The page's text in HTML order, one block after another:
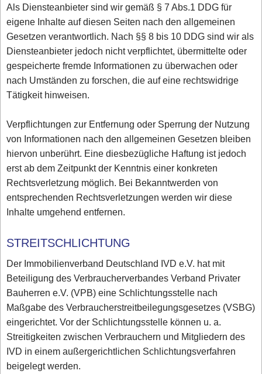
Als Diensteanbieter sind wir gemäß § 7 Abs.1 DDG für
eigene Inhalte auf diesen Seiten nach den allgemeinen
Gesetzen verantwortlich. Nach §§ 8 bis 10 DDG sind wir als
Diensteanbieter jedoch nicht verpflichtet, übermittelte oder
gespeicherte fremde Informationen zu überwachen oder
nach Umständen zu forschen, die auf eine rechtswidrige
Tätigkeit hinweisen.
Verpflichtungen zur Entfernung oder Sperrung der Nutzung
von Informationen nach den allgemeinen Gesetzen bleiben
hiervon unberührt. Eine diesbezügliche Haftung ist jedoch
erst ab dem Zeitpunkt der Kenntnis einer konkreten
Rechtsverletzung möglich. Bei Bekanntwerden von
entsprechenden Rechtsverletzungen werden wir diese
Inhalte umgehend entfernen.
STREITSCHLICHTUNG
Der Immobilienverband Deutschland IVD e.V. hat mit
Beteiligung des Verbraucherverbandes Verband Privater
Bauherren e.V. (VPB) eine Schlichtungsstelle nach
Maßgabe des Verbraucherstreitbeilegungsgesetzes (VSBG)
eingerichtet. Vor der Schlichtungsstelle können u. a.
Streitigkeiten zwischen Verbrauchern und Mitgliedern des
IVD in einem außergerichtlichen Schlichtungsverfahren
beigelegt werden.